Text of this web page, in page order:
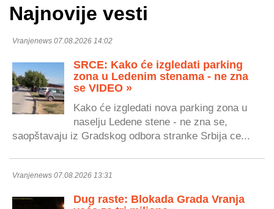
Najnovije vesti
Vranjenews 07.08.2026 14:02
SRCE: Kako će izgledati parking
zona u Ledenim stenama - ne zna
se VIDEO »
Kako će izgledati nova parking zona u
naselju Ledene stene - ne zna se,
saopštavaju iz Gradskog odbora stranke Srbija ce...
Vranjenews 07.08.2026 13:31
Dug raste: Blokada Grada Vranja